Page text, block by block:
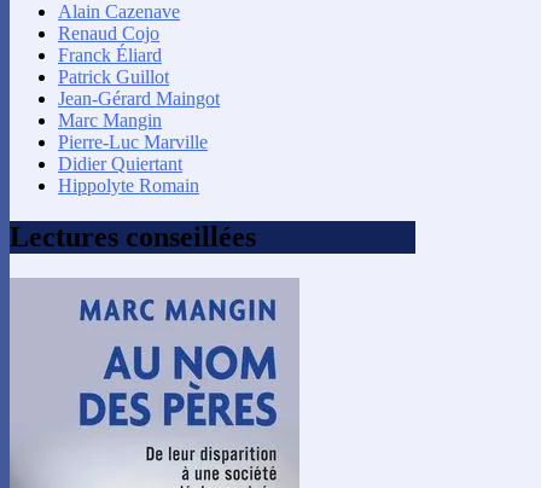
Alain Cazenave
Renaud Cojo
Franck Éliard
Patrick Guillot
Jean-Gérard Maingot
Marc Mangin
Pierre-Luc Marville
Didier Quiertant
Hippolyte Romain
Lectures conseillées